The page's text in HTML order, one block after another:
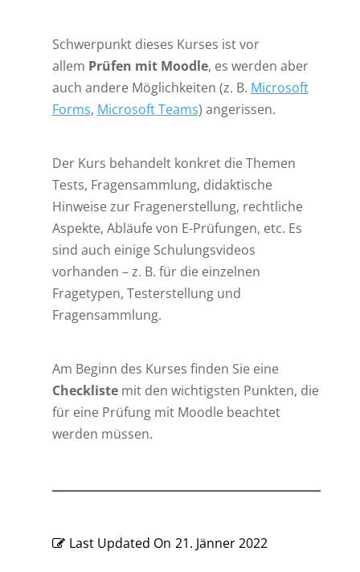
Schwerpunkt dieses Kurses ist vor
allem Prüfen mit Moodle, es werden aber
auch andere Möglichkeiten (z. B. Microsoft
Forms, Microsoft Teams) angerissen.
Der Kurs behandelt konkret die Themen
Tests, Fragensammlung, didaktische
Hinweise zur Fragenerstellung, rechtliche
Aspekte, Abläufe von E-Prüfungen, etc. Es
sind auch einige Schulungsvideos
vorhanden – z. B. für die einzelnen
Fragetypen, Testerstellung und
Fragensammlung.
Am Beginn des Kurses finden Sie eine
Checkliste mit den wichtigsten Punkten, die
für eine Prüfung mit Moodle beachtet
werden müssen.
Last Updated On 21. Jänner 2022